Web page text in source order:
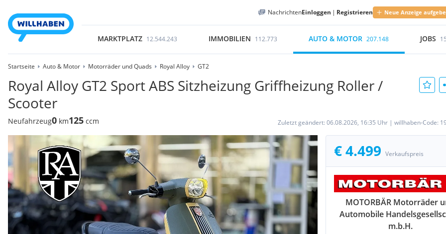
NachrichtenEinloggen | Registrieren Neue Anzeige
MARKTPLATZ 12.544.243 IMMOBILIEN 112.773 AUTO & MOTOR 207.148 JOBS
Startseite Auto & Motor Motorräder und Quads Royal Alloy GT2
Royal Alloy GT2 Sport ABS Sitzheizung Griffheizung Roller /
Scooter
Neufahrzeug0 km125 ccm Zuletzt geändert: 06.08.2026, 16:35 Uhr | willhaben-Code:
€ 4.499 Verkaufspreis
MOTORBÄR Motorräder
Automobile
m.b.H.